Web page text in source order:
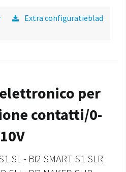
Extra configuratieblad
per
contatti/0-
10V
SL - Bi2 SMART S1 SLR